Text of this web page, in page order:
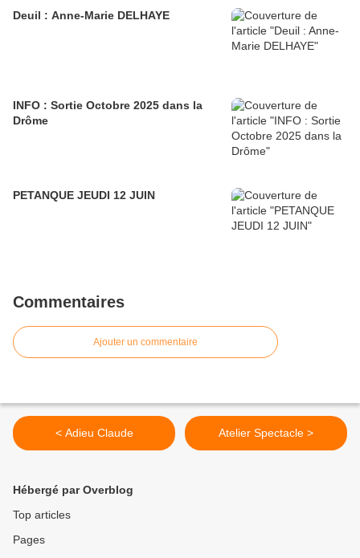
Deuil : Anne-Marie DELHAYE
INFO : Sortie Octobre 2025 dans la
Drôme
PETANQUE JEUDI 12 JUIN
Commentaires
Ajouter un commentaire
< Adieu Claude Atelier Spectacle >
Hébergé par Overblog
Top articles
Pages